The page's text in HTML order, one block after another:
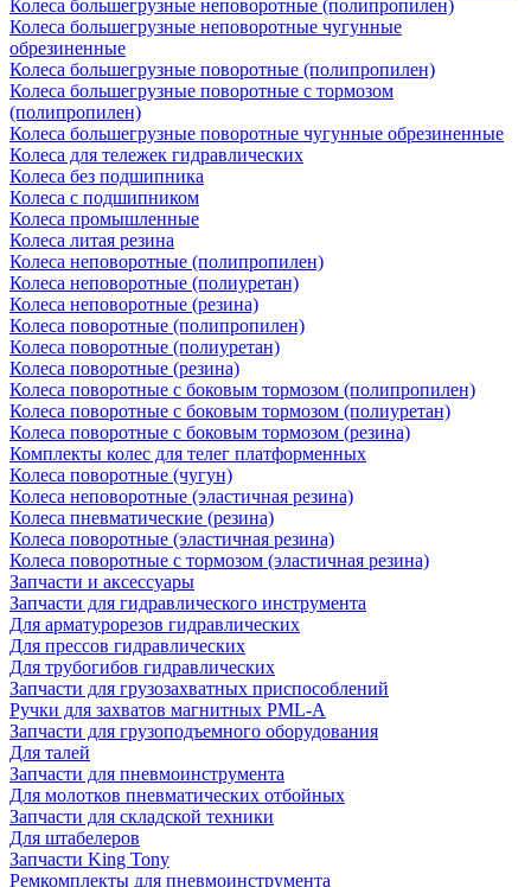
Колеса большегрузные неповоротные (полипропилен)
Колеса большегрузные неповоротные чугунные
обрезиненные
Колеса большегрузные поворотные (полипропилен)
Колеса большегрузные поворотные с тормозом
(полипропилен)
Колеса большегрузные поворотные чугунные обрезиненные
Колеса для тележек гидравлических
Колеса без подшипника
Колеса с подшипником
Колеса промышленные
Колеса литая резина
Колеса неповоротные (полипропилен)
Колеса неповоротные (полиуретан)
Колеса неповоротные (резина)
Колеса поворотные (полипропилен)
Колеса поворотные (полиуретан)
Колеса поворотные (резина)
Колеса поворотные c боковым тормозом (полипропилен)
Колеса поворотные c боковым тормозом (полиуретан)
Колеса поворотные c боковым тормозом (резина)
Комплекты колес для телег платформенных
Колеса поворотные (чугун)
Колеса неповоротные (эластичная резина)
Колеса пневматические (резина)
Колеса поворотные (эластичная резина)
Колеса поворотные c тормозом (эластичная резина)
Запчасти и аксессуары
Запчасти для гидравлического инструмента
Для арматурорезов гидравлических
Для прессов гидравлических
Для трубогибов гидравлических
Запчасти для грузозахватных приспособлений
Ручки для захватов магнитных PML-A
Запчасти для грузоподъемного оборудования
Для талей
Запчасти для пневмоинструмента
Для молотков пневматических отбойных
Запчасти для складской техники
Для штабелеров
Запчасти King Tony
Ремкомплекты для пневмоинструмента